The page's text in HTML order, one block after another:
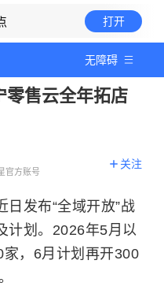
打开
无障碍
零售云全年拓店
官方账号
关注
日发布“全域开放”战
计划。2026年5月以
，6月计划再开300